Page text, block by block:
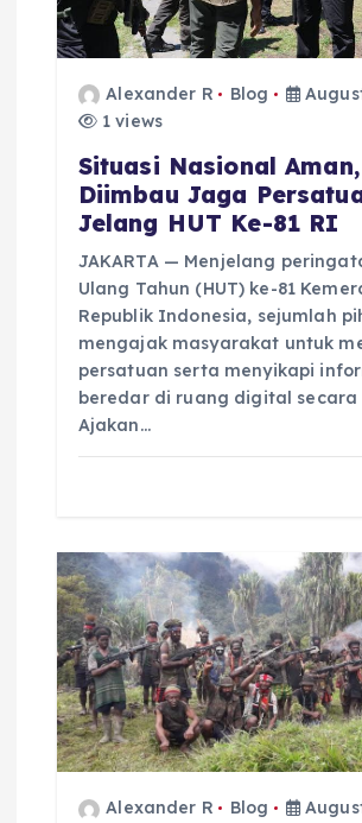
n
Alexander R Blog
1 views
Situasi Nasional
Diimbau Jaga
Jelang HUT Ke-81 RI
JAKARTA — Menjelang
Ulang Tahun (HUT) ke-81
Republik Indonesia, sejumlah
mengajak masyarakat untuk
persatuan serta menyikapi
beredar di ruang digital secara
Ajakan…
Alexander R Blog